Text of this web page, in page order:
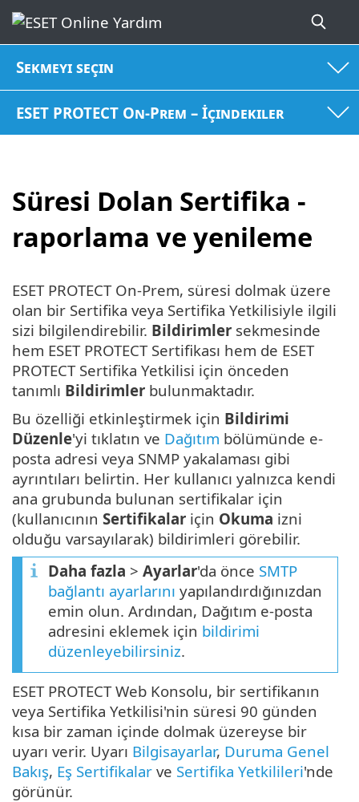
Sekmeyi seçin
ESET PROTECT On-Prem – İçindekiler
Süresi Dolan Sertifika -
raporlama ve yenileme
ESET PROTECT On-Prem, süresi dolmak üzere
olan bir Sertifika veya Sertifika Yetkilisiyle ilgili
sizi bilgilendirebilir. Bildirimler sekmesinde
hem ESET PROTECT Sertifikası hem de ESET
PROTECT Sertifika Yetkilisi için önceden
tanımlı Bildirimler bulunmaktadır.
Bu özelliği etkinleştirmek için Bildirimi
Düzenle'yi tıklatın ve Dağıtım bölümünde e-
posta adresi veya SNMP yakalaması gibi
ayrıntıları belirtin. Her kullanıcı yalnızca kendi
ana grubunda bulunan sertifikalar için
(kullanıcının Sertifikalar için Okuma izni
olduğu varsayılarak) bildirimleri görebilir.
Daha fazla > Ayarlar'da önce SMTP
bağlantı ayarlarını yapılandırdığınızdan
emin olun. Ardından, Dağıtım e-posta
adresini eklemek için bildirimi
düzenleyebilirsiniz.
ESET PROTECT Web Konsolu, bir sertifikanın
veya Sertifika Yetkilisi'nin süresi 90 günden
kısa bir zaman içinde dolmak üzereyse bir
uyarı verir. Uyarı Bilgisayarlar, Duruma Genel
Bakış, Eş Sertifikalar ve Sertifika Yetkilileri'nde
görünür.